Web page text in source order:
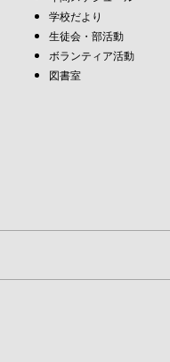
学校だより
生徒会・部活動
ボランティア活動
図書室